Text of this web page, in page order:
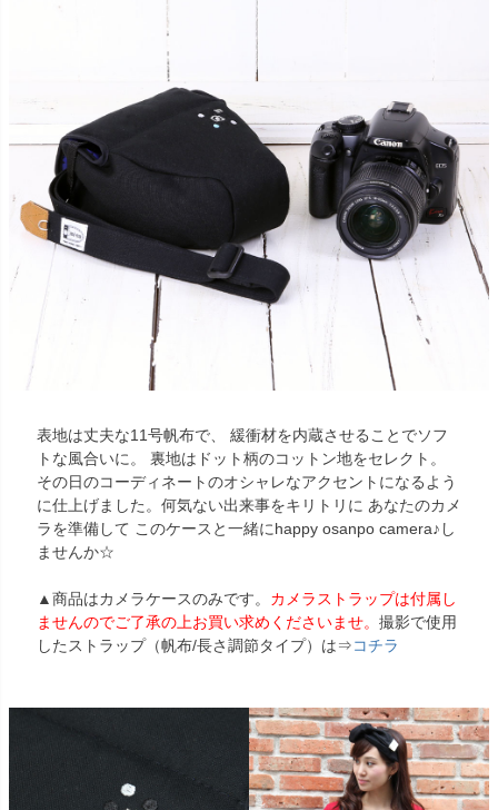
表地は丈夫な11号帆布で、 緩衝材を内蔵させることでソフ
トな風合いに。 裏地はドット柄のコットン地をセレクト。
その日のコーディネートのオシャレなアクセントになるよう
に仕上げました。何気ない出来事をキリトリに あなたのカメ
ラを準備して このケースと一緒にhappy osanpo camera♪し
ませんか☆
▲商品はカメラケースのみです。 カメラストラップは付属し
ませんのでご了承の上お買い求めくださいませ。 撮影で使用
したストラップ（帆布/長さ調節タイプ）は⇒コチラ